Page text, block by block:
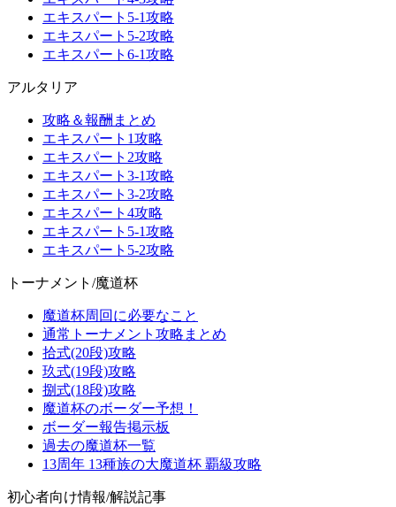
エキスパート5-1攻略
エキスパート5-2攻略
エキスパート6-1攻略
アルタリア
攻略＆報酬まとめ
エキスパート1攻略
エキスパート2攻略
エキスパート3-1攻略
エキスパート3-2攻略
エキスパート4攻略
エキスパート5-1攻略
エキスパート5-2攻略
トーナメント/魔道杯
魔道杯周回に必要なこと
通常トーナメント攻略まとめ
拾式(20段)攻略
玖式(19段)攻略
捌式(18段)攻略
魔道杯のボーダー予想！
ボーダー報告掲示板
過去の魔道杯一覧
13周年 13種族の大魔道杯 覇級攻略
初心者向け情報/解説記事